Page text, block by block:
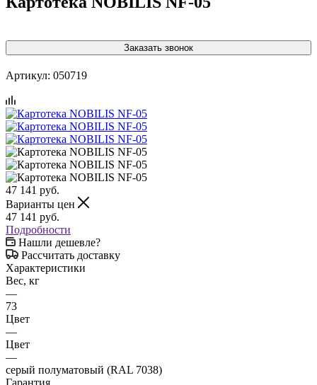
Заказать звонок
Артикул: 050719
47 141 руб.
Варианты цен
47 141 руб.
Подробности
Нашли дешевле?
Рассчитать доставку
Характеристики
Вес, кг
—
73
Цвет
—
Цвет
—
серый полуматовый (RAL 7038)
Гарантия